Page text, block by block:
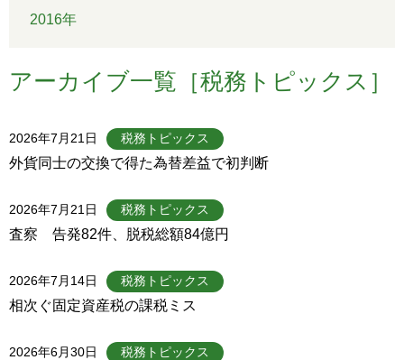
2016年
アーカイブ一覧［税務トピックス］
2026年7月21日 税務トピックス
外貨同士の交換で得た為替差益で初判断
2026年7月21日 税務トピックス
査察 告発82件、脱税総額84億円
2026年7月14日 税務トピックス
相次ぐ固定資産税の課税ミス
2026年6月30日 税務トピックス